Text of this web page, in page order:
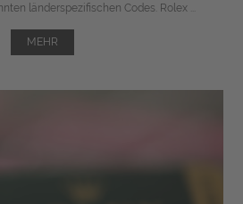
länderspezifischen Codes. Rolex ...
MEHR